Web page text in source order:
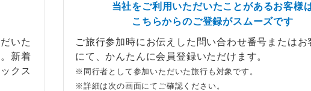
いた
新着
クス
当社をご利用いただいたことがあるお客様
こちらからのご登録がスムーズです
ご旅行参加時にお伝えした問い合わせ番号またはお
にて、かんたんに会員登録いただけます。
※同行者として参加いただいた旅行も対象です。
※詳細は次の画面にてご確認ください。